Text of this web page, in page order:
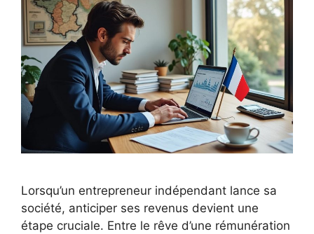
Lorsqu’un entrepreneur indépendant lance sa
société, anticiper ses revenus devient une
étape cruciale. Entre le rêve d’une rémunération